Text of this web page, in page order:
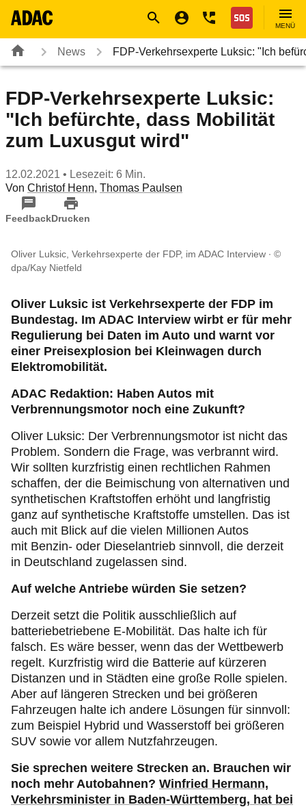
Nothilfe
MENÜ
News FDP-Verkehrsexperte Luksic: "Ich
FDP-Verkehrsexperte Luksic:
"Ich befürchte, dass Mobilität
zum Luxusgut wird"
12.02.2021 • Lesezeit: 6 Min.
Von Christof Henn, Thomas Paulsen
FeedbackDrucken
Oliver Luksic, Verkehrsexperte der FDP, im ADAC Interview
©
dpa/Kay Nietfeld
Oliver Luksic ist Verkehrsexperte der FDP im
Bundestag. Im ADAC Interview wirbt er für mehr
Regulierung bei Daten im Auto und warnt vor
einer Preisexplosion bei Kleinwagen durch
Elektromobilität.
ADAC Redaktion: Haben Autos mit
Verbrennungsmotor noch eine Zukunft?
Oliver Luksic: Der Verbrennungsmotor ist nicht das
Problem. Sondern die Frage, was verbrannt wird.
Wir sollten kurzfristig einen rechtlichen Rahmen
schaffen, der die Beimischung von alternativen und
synthetischen Kraftstoffen erhöht und langfristig
ganz auf synthetische Kraftstoffe umstellen. Das ist
auch mit Blick auf die vielen Millionen Autos
mit Benzin- oder Dieselantrieb sinnvoll, die derzeit
in Deutschland zugelassen sind.
Auf welche Antriebe würden Sie setzen?
Derzeit setzt die Politik ausschließlich auf
batteriebetriebene E-Mobilität. Das halte ich für
falsch. Es wäre besser, wenn das der Wettbewerb
regelt. Kurzfristig wird die Batterie auf kürzeren
Distanzen und in Städten eine große Rolle spielen.
Aber auf längeren Strecken und bei größeren
Fahrzeugen halte ich andere Lösungen für sinnvoll:
zum Beispiel Hybrid und Wasserstoff bei größeren
SUV sowie vor allem Nutzfahrzeugen.
Sie sprechen weitere Strecken an. Brauchen wir
noch mehr Autobahnen? Winfried Hermann,
Verkehrsminister in Baden-Württemberg, hat bei